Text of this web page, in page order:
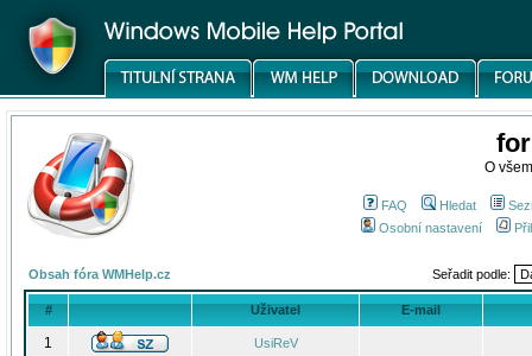
O
FAQ Hledat
Osobní nastavení
Obsah fóra WMHelp.cz Seřadit podle:
# Uživatel E-mail
1 UsiReV